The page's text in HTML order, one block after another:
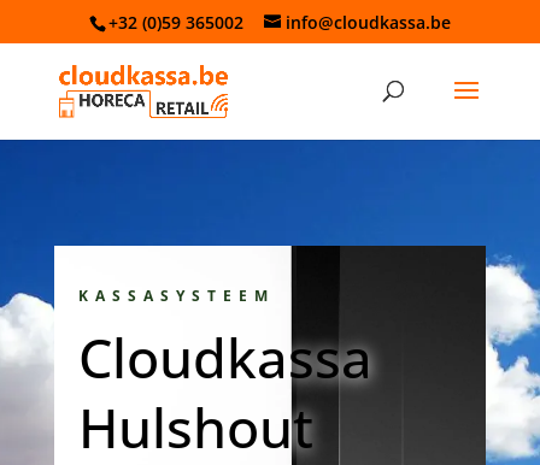
+32 (0)59 365002 info@cloudkassa.be
KASSASYSTEEM
Cloudkassa
Hulshout